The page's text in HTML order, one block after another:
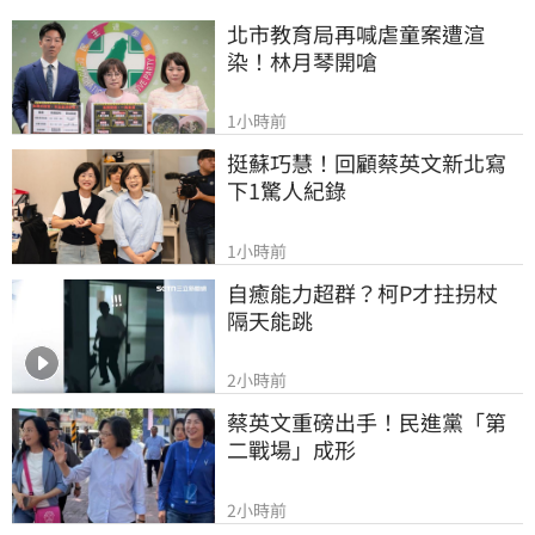
北市教育局再喊虐童案遭渲
染！林月琴開嗆
1小時前
挺蘇巧慧！回顧蔡英文新北寫
下1驚人紀錄
1小時前
自癒能力超群？柯P才拄拐杖
隔天能跳
2小時前
蔡英文重磅出手！民進黨「第
二戰場」成形
2小時前